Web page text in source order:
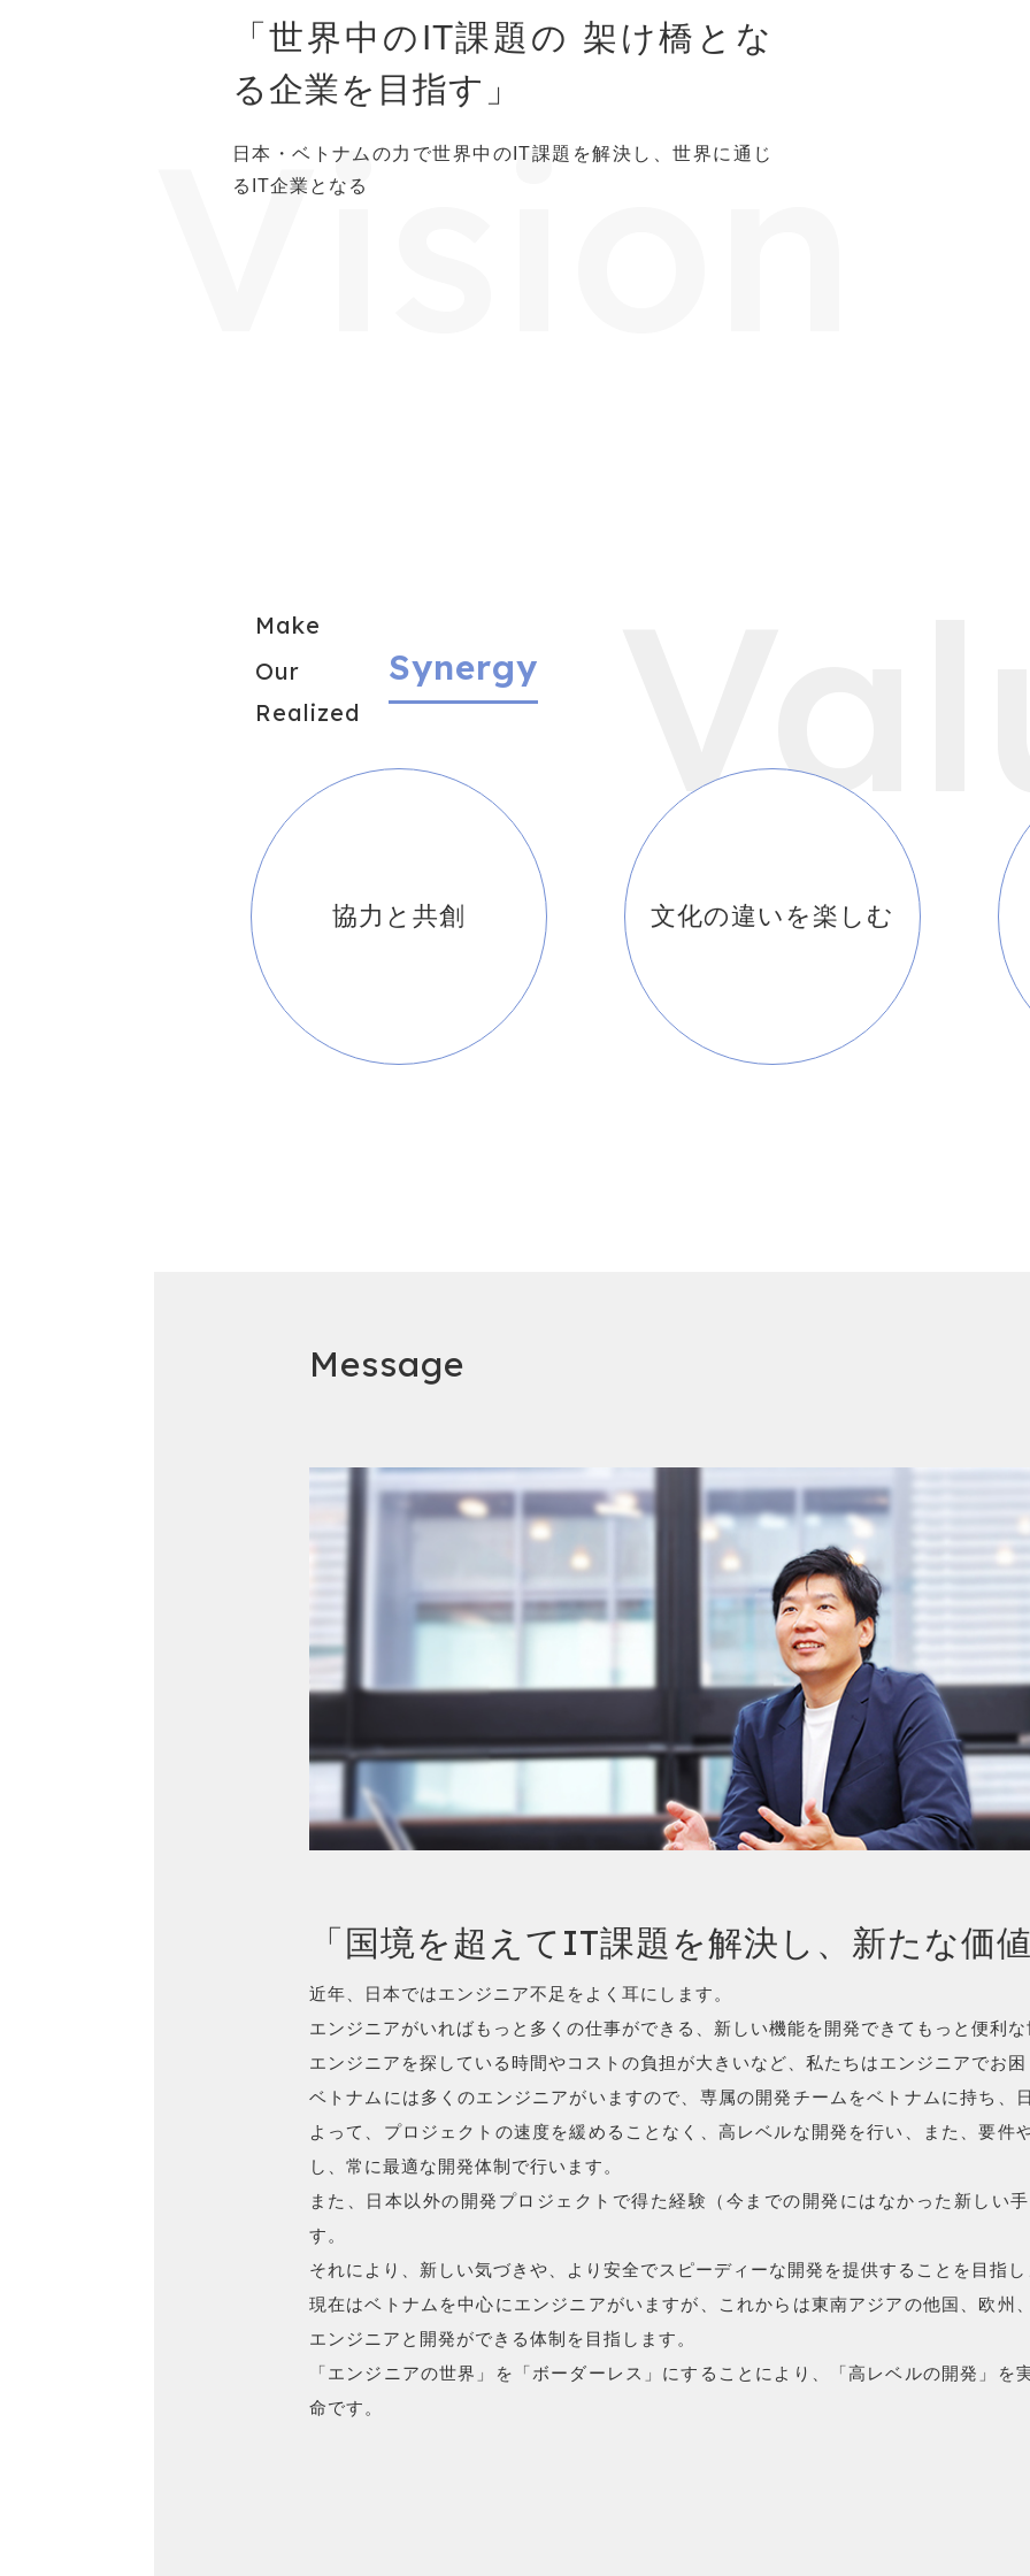
Vision
「世界中のIT課題の 架け橋とな
る企業を目指す」
日本・ベトナムの力で世界中のIT課題を解決し、世界に通じ
るIT企業となる
Make
Our
Synergy
Realized
Message
「国境を超えてIT課題を解決し、新たな価
近年、日本ではエンジニア不足をよく耳にします。
エンジニアがいればもっと多くの仕事ができる、新しい機能を開発できてもっと便利
エンジニアを探している時間やコストの負担が大きいなど、私たちはエンジニアでお
ベトナムには多くのエンジニアがいますので、専属の開発チームをベトナムに持ち、
よって、プロジェクトの速度を緩めることなく、高レベルな開発を行い、また、要件
し、常に最適な開発体制で行います。
また、日本以外の開発プロジェクトで得た経験（今までの開発にはなかった新しい
す。
それにより、新しい気づきや、より安全でスピーディーな開発を提供することを目指
現在はベトナムを中心にエンジニアがいますが、これからは東南アジアの他国、欧州
エンジニアと開発ができる体制を目指します。
「エンジニアの世界」を「ボーダーレス」にすることにより、「高レベルの開発」を
命です。